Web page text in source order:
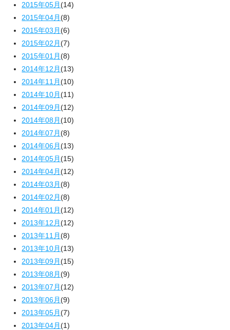
2015年05月(14)
2015年04月(8)
2015年03月(6)
2015年02月(7)
2015年01月(8)
2014年12月(13)
2014年11月(10)
2014年10月(11)
2014年09月(12)
2014年08月(10)
2014年07月(8)
2014年06月(13)
2014年05月(15)
2014年04月(12)
2014年03月(8)
2014年02月(8)
2014年01月(12)
2013年12月(12)
2013年11月(8)
2013年10月(13)
2013年09月(15)
2013年08月(9)
2013年07月(12)
2013年06月(9)
2013年05月(7)
2013年04月(1)